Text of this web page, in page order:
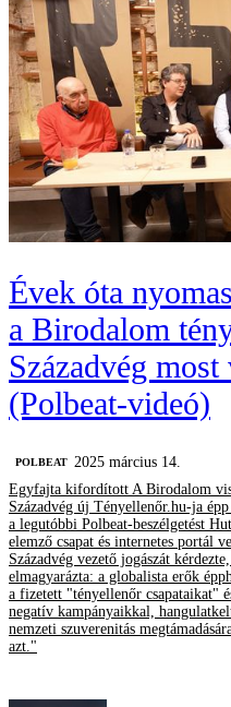
Évek óta
a Birodalom
Századvég
(Polbeat-videó)
‎POLBEAT 2025 március 14.
Egyfajta kifordított A Birodalom
Századvég új Tényellenőr.hu-ja
a legutóbbi Polbeat-beszélgetést
elemző csapat és internetes portál
Századvég vezető jogászát
elmagyarázta: a globalista erők
a fizetett "tényellenőr csapataikat"
negatív kampányaikkal,
nemzeti szuverenitás
azt."